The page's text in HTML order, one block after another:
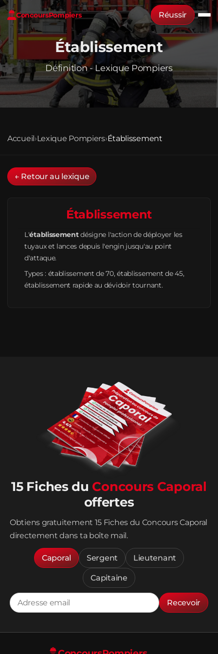
ConcoursPompiers Réussir
Établissement
Définition - Lexique Pompiers
Accueil›Lexique Pompiers›Établissement
← Retour au lexique
Établissement
L'établissementdésigne l'action de déployer les
tuyaux et lances depuis l'engin jusqu'au point
d'attaque.
Types : établissement de 70, établissement de 45,
établissement rapide au dévidoir tournant.
15 Fiches du Concours Caporal
offertes
Obtiens gratuitement 15 Fiches du Concours Caporal
directement dans ta boîte mail.
Caporal Sergent Lieutenant
Capitaine
Recevoir